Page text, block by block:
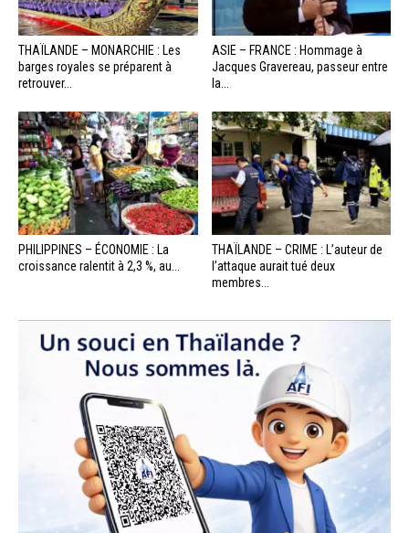
THAÏLANDE – MONARCHIE : Les
barges royales se préparent à
retrouver...
ASIE – FRANCE : Hommage à
Jacques Gravereau, passeur entre
la...
PHILIPPINES – ÉCONOMIE : La
croissance ralentit à 2,3 %, au...
THAÏLANDE – CRIME : L’auteur de
l’attaque aurait tué deux
membres...